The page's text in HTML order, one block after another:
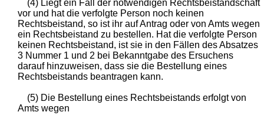
(4) Liegt ein Fall der notwendigen Rechtsbeistandschaft
vor und hat die verfolgte Person noch keinen
Rechtsbeistand, so ist ihr auf Antrag oder von Amts wegen
ein Rechtsbeistand zu bestellen. Hat die verfolgte Person
keinen Rechtsbeistand, ist sie in den Fällen des Absatzes
3 Nummer 1 und 2 bei Bekanntgabe des Ersuchens
darauf hinzuweisen, dass sie die Bestellung eines
Rechtsbeistands beantragen kann.
(5) Die Bestellung eines Rechtsbeistands erfolgt von
Amts wegen